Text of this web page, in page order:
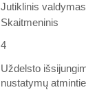
Jutiklinis
Skaitmeninis
4
Uždelsto
nustatymų